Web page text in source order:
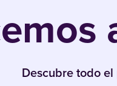
Descubre todo